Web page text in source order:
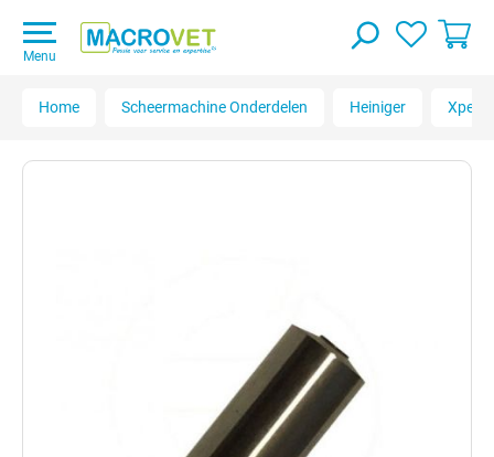
Menu
Home Scheermachine Onderdelen Heiniger